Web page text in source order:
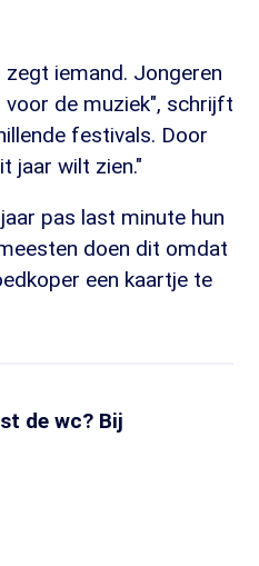
zegt iemand. Jongeren
de muziek", schrijft
festivals. Door
jaar wilt zien."
pas last minute hun
doen dit omdat
een kaartje te
de wc? Bij